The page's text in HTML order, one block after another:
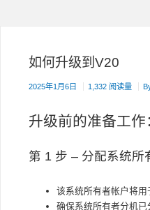
如何升级到V20
2025年1月6日 1,332 阅读量
升级前的准备工作
第 1 步 – 分配系统所
该系统所有者帐户将用
确保系统所有者分机